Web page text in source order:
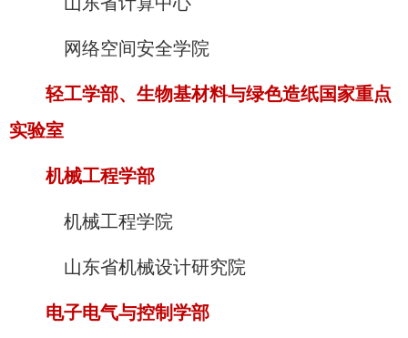
网络空间安全学院
轻工学部、 生物基材料与绿色造纸国家重点
实验室
机械工程学部
机械工程学院
山东省机械设计研究院
电子电气与控制学部